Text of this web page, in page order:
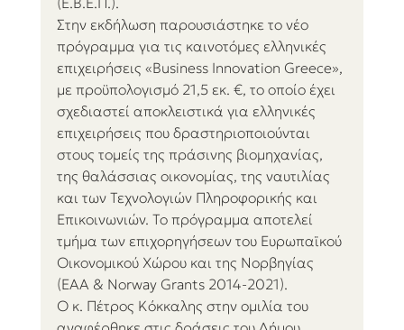
Στην εκδήλωση παρουσιάστηκε το νέο
πρόγραμμα για τις καινοτόμες ελληνικές
επιχειρήσεις «Business Innovation Greece»,
με προϋπολογισμό 21,5 εκ. €, το οποίο έχει
σχεδιαστεί αποκλειστικά για ελληνικές
επιχειρήσεις που δραστηριοποιούνται
στους τομείς της πράσινης βιομηχανίας,
της θαλάσσιας οικονομίας, της ναυτιλίας
και των Τεχνολογιών Πληροφορικής και
Επικοινωνιών. Το πρόγραμμα αποτελεί
τμήμα των επιχορηγήσεων του Ευρωπαϊκού
Οικονομικού Χώρου και της Νορβηγίας
(ΕΑΑ & Norway Grants 2014-2021).
Ο κ. Πέτρος Κόκκαλης στην ομιλία του